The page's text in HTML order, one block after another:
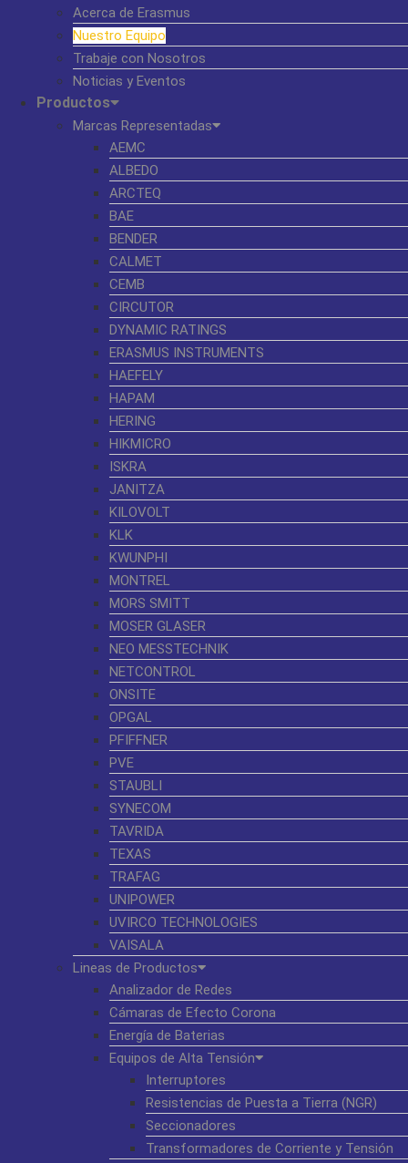
Acerca de Erasmus
Nuestro Equipo
Trabaje con Nosotros
Noticias y Eventos
Productos
Marcas Representadas
AEMC
ALBEDO
ARCTEQ
BAE
BENDER
CALMET
CEMB
CIRCUTOR
DYNAMIC RATINGS
ERASMUS INSTRUMENTS
HAEFELY
HAPAM
HERING
HIKMICRO
ISKRA
JANITZA
KILOVOLT
KLK
KWUNPHI
MONTREL
MORS SMITT
MOSER GLASER
NEO MESSTECHNIK
NETCONTROL
ONSITE
OPGAL
PFIFFNER
PVE
STAUBLI
SYNECOM
TAVRIDA
TEXAS
TRAFAG
UNIPOWER
UVIRCO TECHNOLOGIES
VAISALA
Lineas de Productos
Analizador de Redes
Cámaras de Efecto Corona
Energía de Baterias
Equipos de Alta Tensión
Interruptores
Resistencias de Puesta a Tierra (NGR)
Seccionadores
Transformadores de Corriente y Tensión